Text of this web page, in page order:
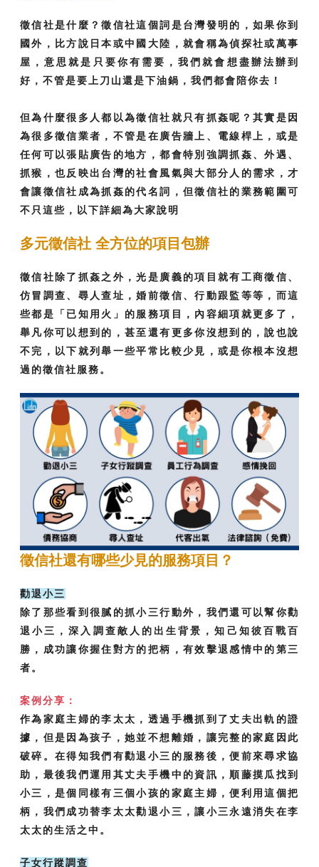
徵信社是什麼？徵信社這個詞是台灣發明的，如果你到
國外，比方說日本或中國大陸，就會稱為偵探社或萬事
屋，意思就是只要你有需要，我們就會想盡辦法辦到
好，不管是要上刀山還是下油鍋，我們都會陪你去！
但為什麼很多人都以為徵信社就只有抓姦呢？其實是因
為很多徵信業者，不管是在廣告牆上、電線桿上，或是
任何可以張貼廣告的地方，都會特別強調抓姦、外遇、
抓猴，也反映出台灣的社會風氣與大部分人的需求，才
會讓徵信社成為抓姦的代名詞，但徵信社的業務範圍可
不只這些，以下詳細為大家說明
多元徵信社 全方位的項目包辦
徵信社除了抓姦之外，光是廣義的項目就有工商徵信、
仿冒調查、尋人查址，婚前徵信、行動跟監等等，而這
些都是「已知用火」的服務項目，內容細項就更多了，
舉凡你可以想到的，甚至還有更多你沒想到的，說也說
不完，以下就列舉一些平常比較少見，或是你根本沒想
過的徵信社服務。
徵信社還有哪些少見的服務項目？
勸退小三
除了那些看到很膩的抓小三行動外，我們還可以幫你勸
退小三，深入調查敵人的出生背景，知己知彼百戰百
勝，成功讓你握住對方的把柄，有效擊退感情中的第三
者。
案例分享：
作為家庭主婦的李太太，透過手機抓到了丈夫出軌的證
據，但是因為孩子，她並不想離婚，讓完整的家庭因此
破碎。在得知我們有勸退小三的服務後，便前來尋求協
助，最後我們運用其丈夫手機中的資訊，順藤摸瓜找到
小三，是個同樣有三個小孩的家庭主婦，便利用這個把
柄，我們成功替李太太勸退小三，讓小三永遠消失在李
太太的生活之中。
子女行蹤調查